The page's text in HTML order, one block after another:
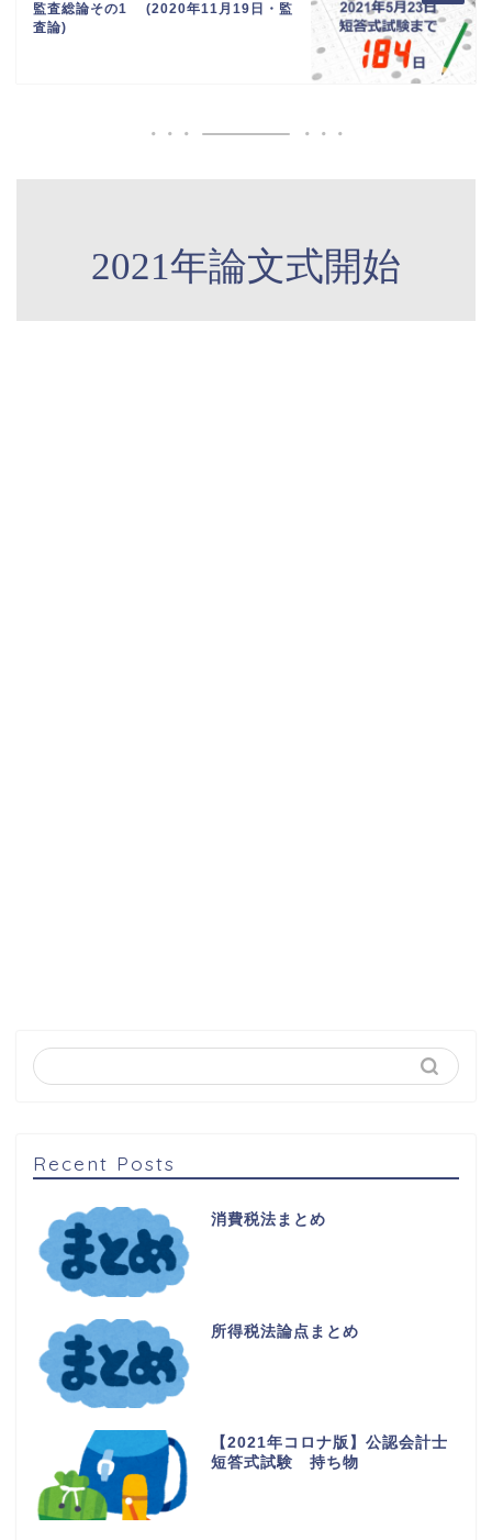
監査総論その1 (2020年11月19日・監
査論)
Recent Posts
消費税法まとめ
所得税法論点まとめ
【2021年コロナ版】公認会計士
短答式試験 持ち物